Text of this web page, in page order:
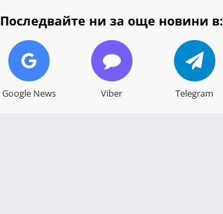
Последвайте ни за още новини в:
Google News Viber Telegram